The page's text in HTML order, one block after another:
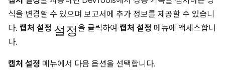
식을 변경할 수 있으며 보고서에 추가 정보를 제공할 수 있습니
다. 캡처 설정 설정 을 클릭하여 캡처 설정 메뉴에 액세스합니
다.
캡처 설정 메뉴에서 다음 옵션을 선택합니다.